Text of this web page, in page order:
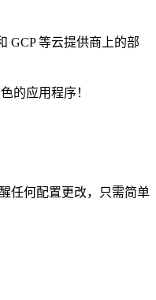
GCP 等云提供商上的部
的应用程序！
任何配置更改，只需简单